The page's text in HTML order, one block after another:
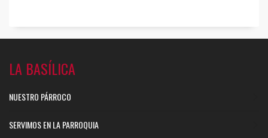
LA BASÍLICA
NUESTRO PÁRROCO
SERVIMOS EN LA PARROQUIA